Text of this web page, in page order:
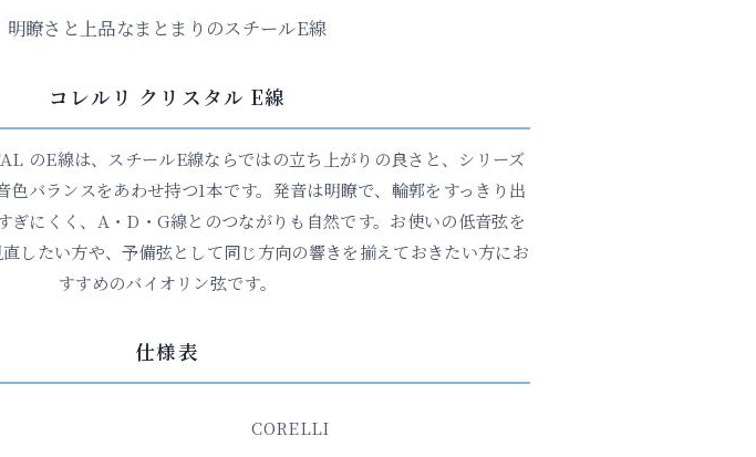
明瞭さと上品なまとまりのスチールE線
コレルリ クリスタル E線
のE線は、スチールE線ならではの立ち上がりの良さと、シリーズ
色バランスをあわせ持つ1本です。発音は明瞭で、輪郭をすっきり出
ぎにくく、A・D・G線とのつながりも自然です。お使いの低音弦を
したい方や、予備弦として同じ方向の響きを揃えておきたい方にお
すすめのバイオリン弦です。
仕様表
CORELLI